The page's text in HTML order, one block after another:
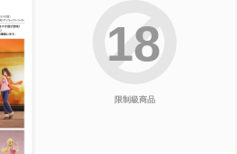
限制級商品
18